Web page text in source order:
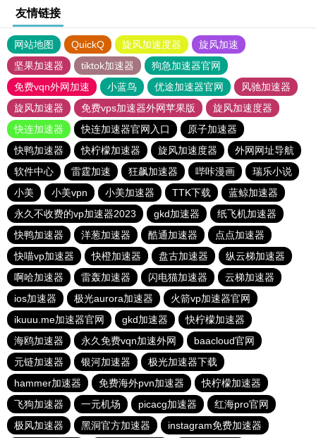
友情链接
网站地图 QuickQ 旋风加速度器
旋风加速
坚果加速器
tiktok加速器
狗急加速器官网
免费vqn外网加速
小蓝鸟 优途加速器官网
风驰加速器
旋风加速器
免费vps加速器外网苹果版
旋风加速度器
快连加速器
快连加速器官网入口
原子加速器
快鸭加速器
快柠檬加速器 旋风加速度器
外网网址导航
软件中心
雷霆加速 狂飙加速器 哔咔漫画
瑞乐小说
小美
小美vpn 小美加速器 TTK下载
蓝鲸加速器
永久不收费的vp加速器2023
gkd加速器
纸飞机加速器
快鸭加速器
洋葱加速器 酷通加速器
点点加速器
快喵vp加速器
快橙加速器 盘古加速器
纵云梯加速器
啊哈加速器
雷轰加速器 闪电猫加速器
云梯加速器
ios加速器
极光aurora加速器
火箭vp加速器官网
ikuuu.me加速器官网
gkd加速器
快柠檬加速器
海鸥加速器
永久免费vqn加速外网
baacloud官网
元链加速器
银河加速器
极光加速器下载
hammer加速器
免费海外pvn加速器
快柠檬加速器
飞狗加速器
一元机场 picacg加速器
红海pro官网
极风加速器
黑洞官方加速器 instagram免费加速器